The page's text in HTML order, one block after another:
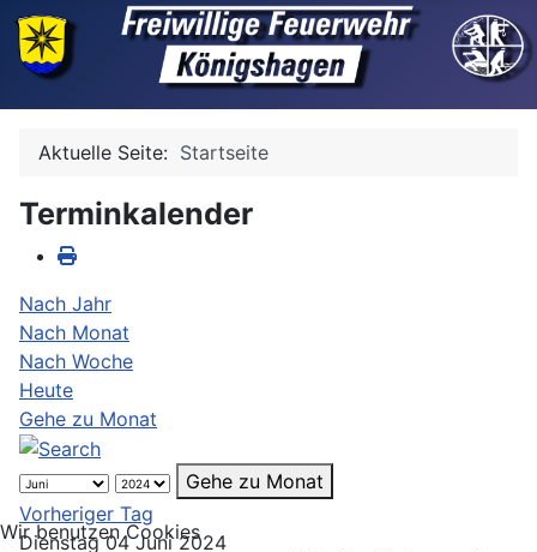
Aktuelle Seite: Startseite
Terminkalender
Nach Jahr
Nach Monat
Nach Woche
Heute
Gehe zu Monat
Gehe zu Monat
Vorheriger Tag
Dienstag 04 Juni 2024
Wir benutzen Cookies